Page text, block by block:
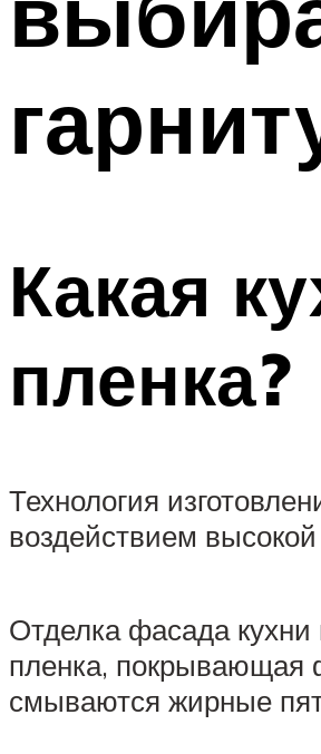
Какая
пленка?
Технология
воздействием
Отделка фасада
пленка, покрывающая
смываются жирные